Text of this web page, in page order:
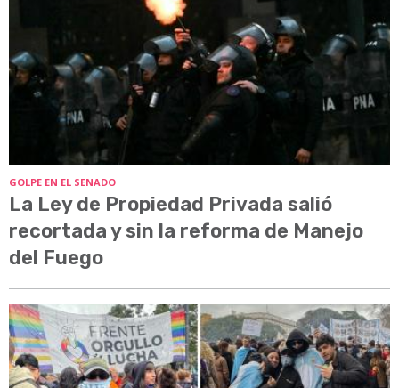
GOLPE EN EL SENADO
La Ley de Propiedad Privada salió
recortada y sin la reforma de Manejo
del Fuego